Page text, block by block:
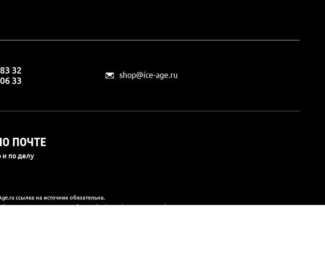
32
33
shop@ice-age.ru
ПОЧТЕ
по делу
ссылка на источник обязательна.
и не является публичной офертой, определяемой